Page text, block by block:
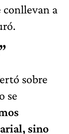
conllevan a
sobre
se
sino